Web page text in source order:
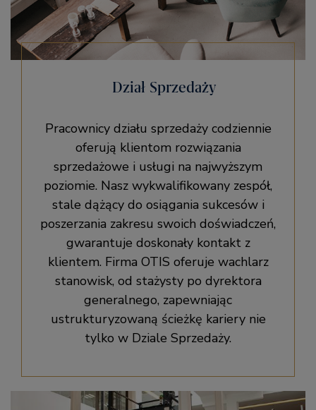
Dział Sprzedaży
Pracownicy działu sprzedaży codziennie
oferują klientom rozwiązania
sprzedażowe i usługi na najwyższym
poziomie. Nasz wykwalifikowany zespół,
stale dążący do osiągania sukcesów i
poszerzania zakresu swoich doświadczeń,
gwarantuje doskonały kontakt z
klientem. Firma OTIS oferuje wachlarz
stanowisk, od stażysty po dyrektora
generalnego, zapewniając
ustrukturyzowaną ścieżkę kariery nie
tylko w Dziale Sprzedaży.